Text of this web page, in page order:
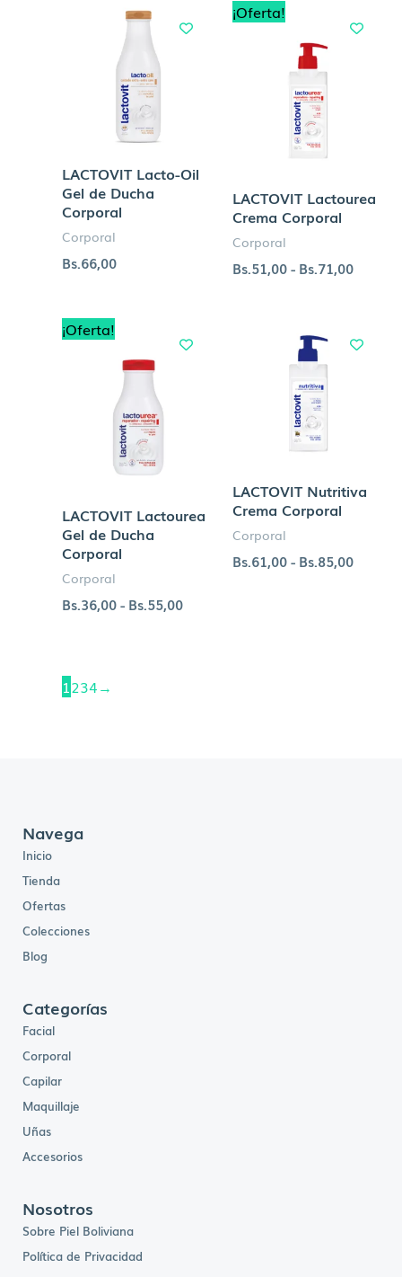
LACTOVIT Lacto-Oil
Gel de Ducha
Corporal
Corporal
Bs.66,00
¡Oferta!
LACTOVIT Lactourea
Crema Corporal
Corporal
Bs.51,00 - Bs.71,00
de
¡Oferta!
LACTOVIT Lactourea
Gel de Ducha
Corporal
Corporal
Bs.36,00 - Bs.55,00
de
LACTOVIT Nutritiva
Crema Corporal
Corporal
Bs.61,00 - Bs.85,00
de
1234→
Navega
Inicio
Tienda
Ofertas
Colecciones
Blog
Categorías
Facial
Corporal
Capilar
Maquillaje
Uñas
Accesorios
Nosotros
Sobre Piel Boliviana
Política de Privacidad